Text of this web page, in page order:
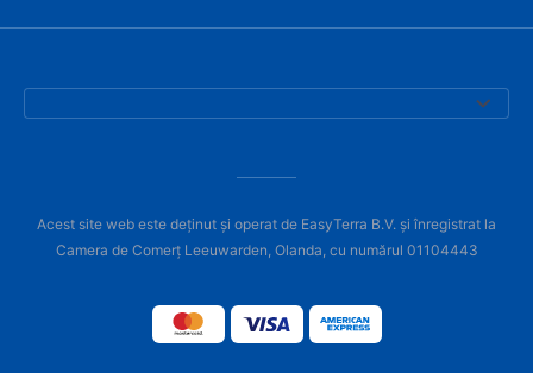
Acest site web este deținut și operat de EasyTerra B.V. și înregistrat la
Camera de Comerț Leeuwarden, Olanda, cu numărul 01104443